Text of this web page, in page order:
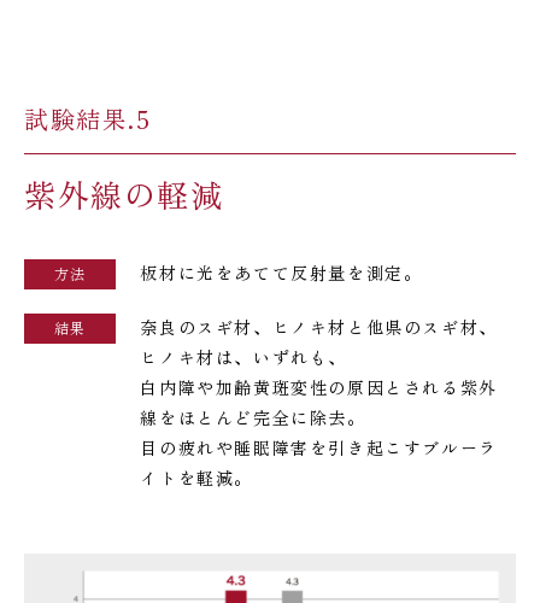
試験結果.5
紫外線の軽減
方法 板材に光をあてて反射量を測定。
結果
奈良のスギ材、ヒノキ材と他県のスギ材、
ヒノキ材は、いずれも、
白内障や加齢黄斑変性の原因とされる紫外
線をほとんど完全に除去。
目の疲れや睡眠障害を引き起こすブルーラ
イトを軽減。